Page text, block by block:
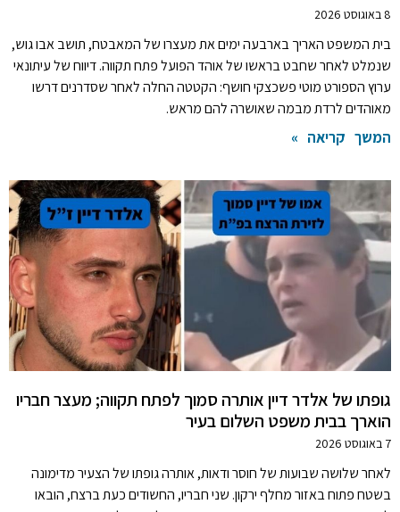
8 באוגוסט 2026
בית המשפט האריך בארבעה ימים את מעצרו של המאבטח, תושב אבו גוש,
שנמלט לאחר שחבט בראשו של אוהד הפועל פתח תקווה. דיווח של עיתונאי
ערוץ הספורט מוטי פשכצקי חושף: הקטטה החלה לאחר שסדרנים דרשו
מאוהדים לרדת מבמה שאושרה להם מראש.
המשך קריאה »
גופתו של אלדר דיין אותרה סמוך לפתח תקווה; מעצר חבריו
הוארך בבית משפט השלום בעיר
7 באוגוסט 2026
לאחר שלושה שבועות של חוסר ודאות, אותרה גופתו של הצעיר מדימונה
בשטח פתוח באזור מחלף ירקון. שני חבריו, החשודים כעת ברצח, הובאו